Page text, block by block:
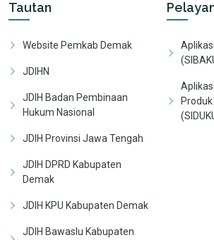
Tautan
Website Pemkab Demak
JDIHN
JDIH Badan Pembinaan
Hukum Nasional
JDIH Provinsi Jawa Tengah
JDIH DPRD Kabupaten
Demak
JDIH KPU Kabupaten Demak
JDIH Bawaslu Kabupaten